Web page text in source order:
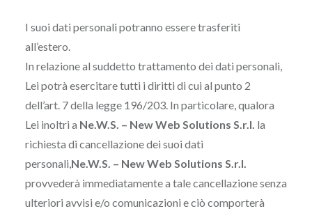
I suoi dati personali potranno essere trasferiti
all’estero.
In relazione al suddetto trattamento dei dati personali,
Lei potrà esercitare tutti i diritti di cui al punto 2
dell’art. 7 della legge 196/203. In particolare, qualora
Lei inoltri a Ne.W.S. – New Web Solutions S.r.l. la
richiesta di cancellazione dei suoi dati
personali,Ne.W.S. – New Web Solutions S.r.l.
provvederà immediatamente a tale cancellazione senza
ulteriori avvisi e/o comunicazioni e ciò comporterà